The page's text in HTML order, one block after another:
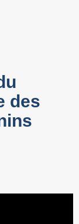
des